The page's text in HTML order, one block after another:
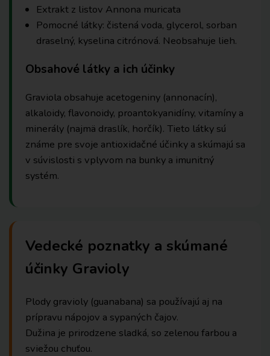
Extrakt z listov Annona muricata
Pomocné látky: čistená voda, glycerol, sorban
draselný, kyselina citrónová. Neobsahuje lieh.
Obsahové látky a ich účinky
Graviola obsahuje acetogeniny (annonacín),
alkaloidy, flavonoidy, proantokyanidíny, vitamíny a
minerály (najmä draslík, horčík). Tieto látky sú
známe pre svoje antioxidačné účinky a skúmajú sa
v súvislosti s vplyvom na bunky a imunitný
systém.
Vedecké poznatky a skúmané
účinky Gravioly
Plody gravioly (guanabana) sa používajú aj na
prípravu nápojov a sypaných čajov.
Dužina je prirodzene sladká, so zelenou farbou a
sviežou chuťou.